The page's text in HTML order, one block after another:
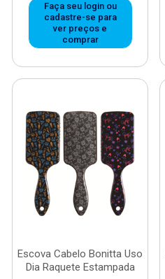
Faça seu login ou
cadastre-se para
ver preços e
comprar
Escova Cabelo Bonitta Uso
Dia Raquete Estampada